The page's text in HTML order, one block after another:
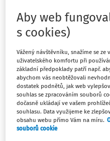
uzavřeme s nimi smlouvu
určitou 01.07.24 -
zaměstnanci opět pracovali
měsíce 4, 5, 6, 9?
chceme dovolenou
DPP, i když doba byla
Můžeme takto střídat DPP
Odpověď
Aby web
s cookies)
Vážený návštěvníku, snažíme se
uživatelského komfortu při
základní předpoklady patří např.
abychom vás neobtěžovali
dostatek podnětů, jak web
souhlas se zpracováním souborů
dočasně ukládají ve vašem
souhlasu. Data využijeme ke
obsahu webu přímo Vám na míru.
souborů cookie